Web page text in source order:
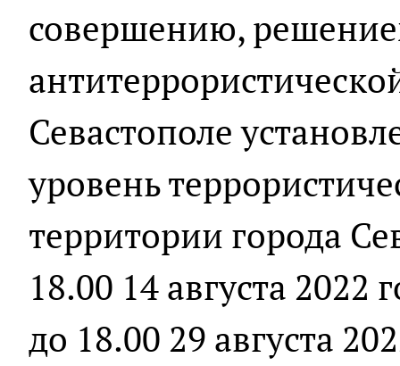
совершению,
Севастополе
уровень
территории города
18.00 14 августа 2022
до 18.00 29 августа